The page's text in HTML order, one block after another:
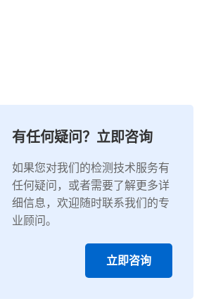
有任何疑问？立即咨询
如果您对我们的检测技术服务有
任何疑问，或者需要了解更多详
细信息，欢迎随时联系我们的专
业顾问。
立即咨询